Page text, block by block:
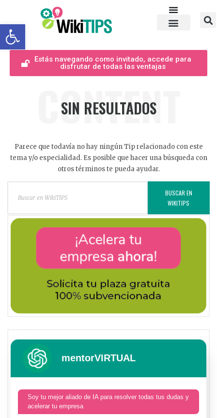
Abrir barra de herramientas
Estás navegando como invitado, accede para
disfrutar de todas las ventajas
CONTENT
SIN RESULTADOS
Parece que todavía no hay ningún Tip relacionado con este
tema y/o especialidad. Es posible que hacer una búsqueda con
otros términos te pueda ayudar.
BUSCAR EN
WIKITIPS
mentorVIRTUAL
Soy tu mejor aliado de IA para resolver todas tus dudas y
acelerar tu empresa